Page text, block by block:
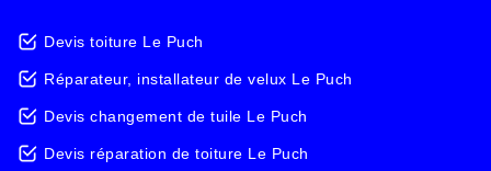
Devis toiture Le Puch
Réparateur, installateur de velux Le Puch
Devis changement de tuile Le Puch
Devis réparation de toiture Le Puch